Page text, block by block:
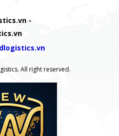
-
All right reserved.